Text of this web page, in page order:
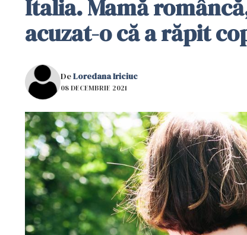
Italia. Mamă
acuzat-o că a răpit
DeLoredana Iriciuc
08 DECEMBRIE 2021